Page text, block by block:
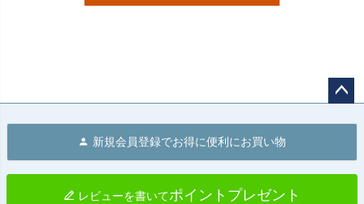
へ
新規会員登録でお得に便利にお買い物
レビューを書いてポイントプレゼント